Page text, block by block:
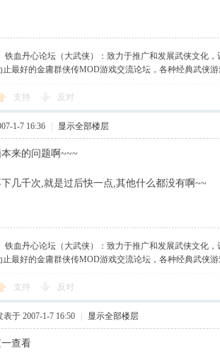
铁血丹心论坛（大武侠）：致力于推广和发展武侠文化
最好的金庸群侠传MOD游戏交流论坛，各种经典武侠
支持 反对
1-7 16:36 显示全部楼层
来的问题啊~~~
几千次,就是过后快一点,其他什么都没有啊~~
铁血丹心论坛（大武侠）：致力于推广和发展武侠文化
最好的金庸群侠传MOD游戏交流论坛，各种经典武侠
支持 反对
表于 2007-1-7 16:50 显示全部楼层
查看